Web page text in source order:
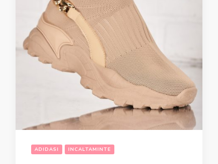
ADIDASI INCALTAMINTE